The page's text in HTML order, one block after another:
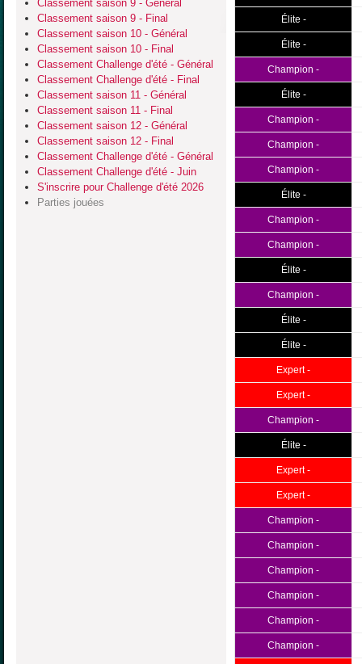
Classement saison 9 - Général
Classement saison 9 - Final
Classement saison 10 - Général
Classement saison 10 - Final
Classement Challenge d'été - Général
Classement Challenge d'été - Final
Classement saison 11 - Général
Classement saison 11 - Final
Classement saison 12 - Général
Classement saison 12 - Final
Classement Challenge d'été - Général
Classement Challenge d'été - Juin
S'inscrire pour Challenge d'été 2026
Parties jouées
Élite -
Élite -
Champion -
Élite -
Champion -
Champion -
Champion -
Élite -
Champion -
Champion -
Élite -
Champion -
Élite -
Élite -
Expert -
Expert -
Champion -
Élite -
Expert -
Expert -
Champion -
Champion -
Champion -
Champion -
Champion -
Champion -